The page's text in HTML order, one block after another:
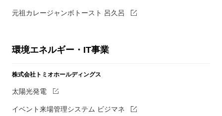
元祖カレージャンボトースト 呂久呂
環境エネルギー・IT事業
株式会社トミオホールディングス
太陽光発電
イベント来場管理システム ビジマネ